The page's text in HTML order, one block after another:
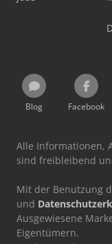
Blog Facebook
Alle Informationen,
sind freibleibend
Mit der Benutzung
und
Ausgewiesene
Eigentümern.